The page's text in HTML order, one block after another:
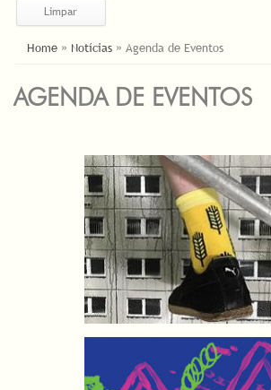
ESTÁ AQUI
Home » Notícias » Agenda de Eventos
AGENDA DE EVENTOS